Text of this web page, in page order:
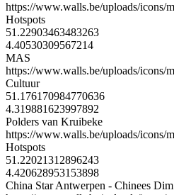
https://www.walls.be/uploads/icons/
Hotspots
51.22903463483263
4.40530309567214
MAS
https://www.walls.be/uploads/icons/
Cultuur
51.176170984770636
4.319881623997892
Polders van Kruibeke
https://www.walls.be/uploads/icons/
Hotspots
51.22021312896243
4.420628953153898
China Star Antwerpen - Chinees